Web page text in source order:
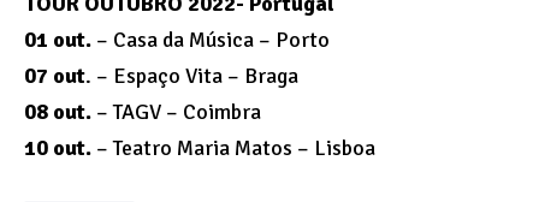
01 out. – Casa da Música – Porto
07 out. – Espaço Vita – Braga
08 out. – TAGV – Coimbra
10 out. – Teatro Maria Matos – Lisboa